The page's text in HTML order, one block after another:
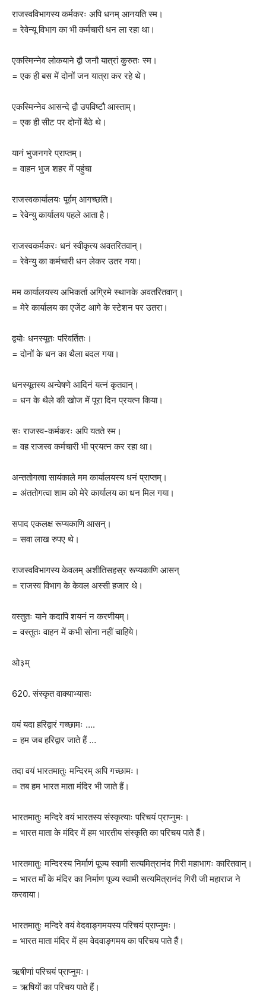
राजस्वविभागस्य कर्मकरः अपि धनम् आनयति स्म।
= रेवेन्यू विभाग का भी कर्मचारी धन ला रहा था।
एकस्मिन्नेव लोकयाने द्वौ जनौ यात्रां कुरुतः स्म।
= एक ही बस में दोनों जन यात्रा कर रहे थे।
एकस्मिन्नेव आसन्दे द्वौ उपविष्टौ आस्ताम्।
= एक ही सीट पर दोनों बैठे थे।
यानं भुजनगरे प्राप्तम्।
= वाहन भुज शहर में पहुंचा
राजस्वकार्यालयः पूर्वम् आगच्छति।
= रेवेन्यु कार्यालय पहले आता है।
राजस्वकर्मकरः धनं स्वीकृत्य अवतरितवान्।
= रेवेन्यु का कर्मचारी धन लेकर उतर गया।
मम कार्यालयस्य अभिकर्ता अग्रिमे स्थानके अवतरितवान्।
= मेरे कार्यालय का एजेंट आगे के स्टेशन पर उतरा।
द्वयोः धनस्यूतः परिवर्तितः।
= दोनों के धन का थैला बदल गया।
धनस्यूतस्य अन्वेषणे आदिनं यत्नं कृतवान्।
= धन के थैले की खोज में पूरा दिन प्रयत्न किया।
सः राजस्व-कर्मकरः अपि यतते स्म।
= वह राजस्व कर्मचारी भी प्रयत्न कर रहा था।
अन्ततोगत्वा सायंकाले मम कार्यालयस्य धनं प्राप्तम्।
= अंततोगत्वा शाम को मेरे कार्यालय का धन मिल गया।
सपाद एकलक्ष रूप्यकाणि आसन्।
= सवा लाख रुपए थे।
राजस्वविभागस्य केवलम् अशीतिसहस्र रूप्यकाणि आसन्
= राजस्व विभाग के केवल अस्सी हजार थे।
वस्तुतः याने कदापि शयनं न करणीयम्।
= वस्तुतः वाहन में कभी सोना नहीं चाहिये।
ओ३म्
620. संस्कृत वाक्याभ्यासः
वयं यदा हरिद्वारं गच्छामः ….
= हम जब हरिद्वार जाते हैं …
तदा वयं भारतमातुः मन्दिरम् अपि गच्छामः।
= तब हम भारत माता मंदिर भी जाते हैं।
भारतमातुः मन्दिरे वयं भारतस्य संस्कृत्याः परिचयं प्राप्नुमः।
= भारत माता के मंदिर में हम भारतीय संस्कृति का परिचय पाते हैं।
भारतमातुः मन्दिरस्य निर्माणं पूज्य स्वामी सत्यमित्रानंद गिरी महाभागः कारितवान्।
= भारत माँ के मंदिर का निर्माण पूज्य स्वामी सत्यमित्रानंद गिरी जी महाराज ने
करवाया।
भारतमातुः मन्दिरे वयं वेदवाङ्गमयस्य परिचयं प्राप्नुमः।
= भारत माता मंदिर में हम वेदवाङ्गमय का परिचय पाते हैं।
ऋषीणां परिचयं प्राप्नुमः।
= ऋषियों का परिचय पाते हैं।